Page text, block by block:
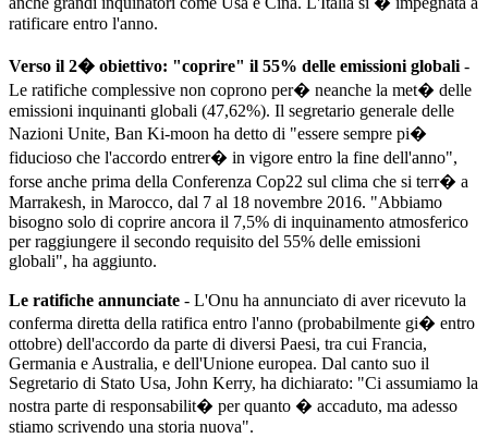
ratificare entro l'anno.
Verso il 2� obiettivo: "coprire" il 55% delle emissioni globali -
Le ratifiche complessive non coprono per� neanche la met� delle
emissioni inquinanti globali (47,62%). Il segretario generale delle
Nazioni Unite, Ban Ki-moon ha detto di "essere sempre pi�
fiducioso che l'accordo entrer� in vigore entro la fine dell'anno",
forse anche prima della Conferenza Cop22 sul clima che si terr� a
Marrakesh, in Marocco, dal 7 al 18 novembre 2016. "Abbiamo
bisogno solo di coprire ancora il 7,5% di inquinamento atmosferico
per raggiungere il secondo requisito del 55% delle emissioni
globali", ha aggiunto.
Le ratifiche annunciate - L'Onu ha annunciato di aver ricevuto la
conferma diretta della ratifica entro l'anno (probabilmente gi� entro
ottobre) dell'accordo da parte di diversi Paesi, tra cui Francia,
Germania e Australia, e dell'Unione europea. Dal canto suo il
Segretario di Stato Usa, John Kerry, ha dichiarato: "Ci assumiamo la
nostra parte di responsabilit� per quanto � accaduto, ma adesso
stiamo scrivendo una storia nuova".